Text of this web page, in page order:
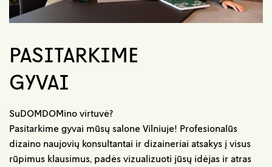
PASITARKIME
GYVAI
SuDOMDOMino virtuvė?
Pasitarkime gyvai mūsų salone Vilniuje! Profesionalūs
dizaino naujovių konsultantai ir dizaineriai atsakys į visus
rūpimus klausimus, padės vizualizuoti jūsų idėjas ir atras